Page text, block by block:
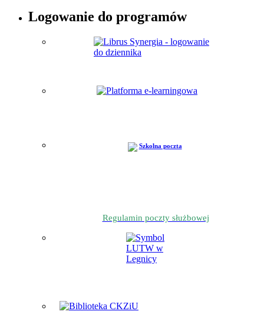
Logowanie do programów
Regulamin poczty służbowej